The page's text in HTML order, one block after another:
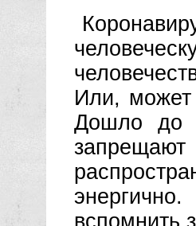
Или, может
Дошло до
вспомнить